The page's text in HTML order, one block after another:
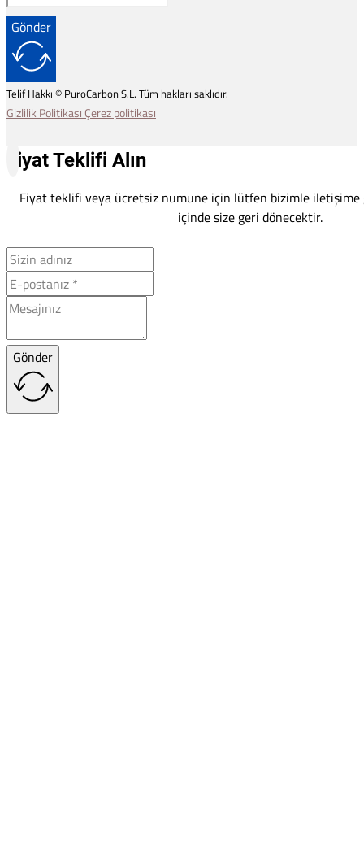
Gönder
Telif Hakkı © PuroCarbon S.L. Tüm hakları saklıdır.
Gizlilik Politikası Çerez politikası
Fiyat Teklifi Alın
Fiyat teklifi veya ücretsiz numune için lütfen bizimle iletişime
içinde size geri dönecektir.
Gönder